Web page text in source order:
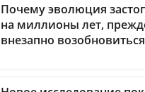
Почему эволюция
на миллионы лет,
внезапно